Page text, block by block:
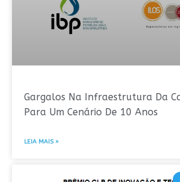
Gargalos Na Infraestrutura Da
Para Um Cenário De 10 Anos
LEIA MAIS »